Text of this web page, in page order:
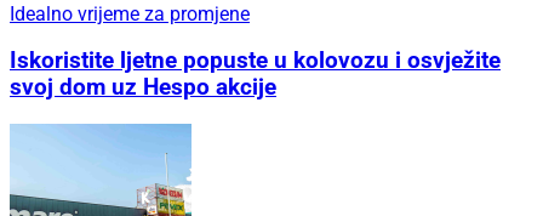
Idealno vrijeme za promjene
Iskoristite ljetne popuste u kolovozu i osvježite
svoj dom uz Hespo akcije